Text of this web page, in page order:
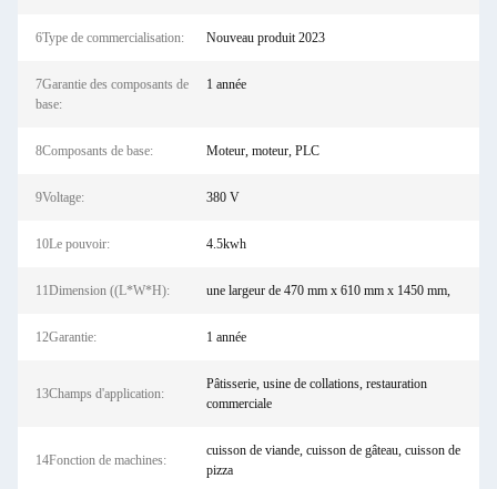
6Type de commercialisation: Nouveau produit 2023
7Garantie des composants de
base:
1 année
8Composants de base: Moteur, moteur, PLC
9Voltage: 380 V
10Le pouvoir: 4.5kwh
11Dimension ((L*W*H): une largeur de 470 mm x 610 mm x 1450 mm,
12Garantie: 1 année
13Champs d'application:
Pâtisserie, usine de collations, restauration
commerciale
14Fonction de machines:
cuisson de viande, cuisson de gâteau, cuisson de
pizza